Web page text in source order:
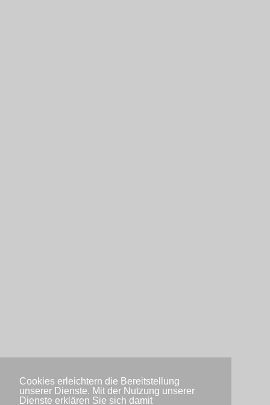
Cookies erleichtern die Bereitstellung
unserer Dienste. Mit der Nutzung unserer
Dienste erklären Sie sich damit